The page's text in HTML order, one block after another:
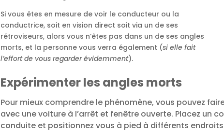
Si vous êtes en mesure de voir le conducteur ou la
conductrice, soit en vision direct soit via un de ses
rétroviseurs, alors vous n’êtes pas dans un de ses angles
morts, et la personne vous verra également (si elle fait
l’effort de vous regarder évidemment).
Expérimenter les angles morts
Pour mieux comprendre le phénomène, vous pouvez
avec une voiture à l’arrêt et fenêtre ouverte. Placez un
conduite et positionnez vous à pied à différents